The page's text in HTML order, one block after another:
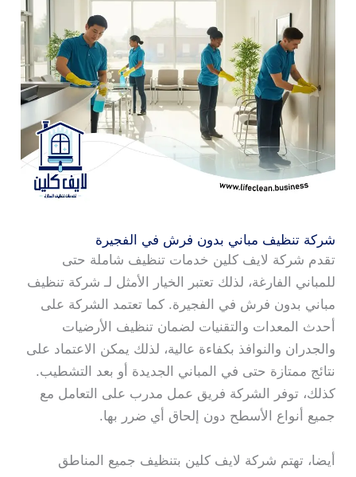
شركة تنظيف مباني بدون فرش في الفجيرة
تقدم شركة لايف كلين خدمات تنظيف شاملة حتى
للمباني الفارغة، لذلك تعتبر الخيار الأمثل لـ شركة تنظيف
مباني بدون فرش في الفجيرة. كما تعتمد الشركة على
أحدث المعدات والتقنيات لضمان تنظيف الأرضيات
والجدران والنوافذ بكفاءة عالية، لذلك يمكن الاعتماد على
نتائج ممتازة حتى في المباني الجديدة أو بعد التشطيب.
كذلك، توفر الشركة فريق عمل مدرب على التعامل مع
جميع أنواع الأسطح دون إلحاق أي ضرر بها.
أيضا، تهتم شركة لايف كلين بتنظيف جميع المناطق